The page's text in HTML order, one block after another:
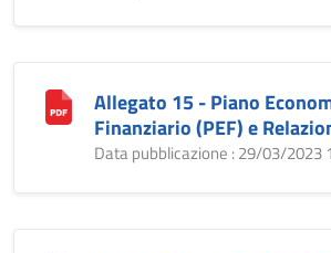
Allegato 15 - Piano
Finanziario (PEF) e
Data pubblicazione : 29/03/2023